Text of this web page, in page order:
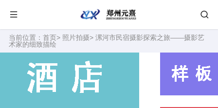
当前位置： 首页> 照片拍摄> 漯河市民宿摄影探索之旅——摄影艺
术家的细致描绘